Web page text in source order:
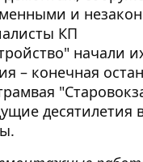
и
КП
начали
– конечная
десятилетия